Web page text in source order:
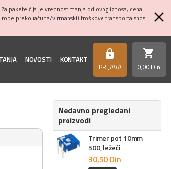
pakete čija je vrednost manja od ovog iznosa, cena
robe preko računa/virmanski) troškove transporta snosi
NOVOSTI KONTAKT https
PRIJAVA
shopping_cart
0,00 Din
Nedavno pregledani
proizvodi
Trimer pot 10mm
500, ležeći
30,50 Din